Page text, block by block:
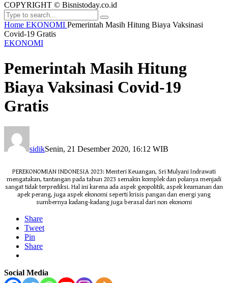
COPYRIGHT © Bisnistoday.co.id
Home EKONOMI Pemerintah Masih Hitung Biaya Vaksinasi
Covid-19 Gratis
EKONOMI
Pemerintah Masih Hitung
Biaya Vaksinasi Covid-19
Gratis
sidikSenin, 21 Desember 2020, 16:12 WIB
PEREKONOMIAN INDONESIA 2023: Menteri Keuangan, Sri Mulyani Indrawati
mengatakan, tantangan pada tahun 2023 semakin komplek dan polanya menjadi
sangat tidak terprediksi. Hal ini karena ada aspek geopolitik, aspek keamanan dan
apek perang, juga aspek ekonomi seperti krisis pangan dan energi yang
sumbernya kadang-kadang juga berasal dari non ekonomi
Share
Tweet
Pin
Share
Social Media